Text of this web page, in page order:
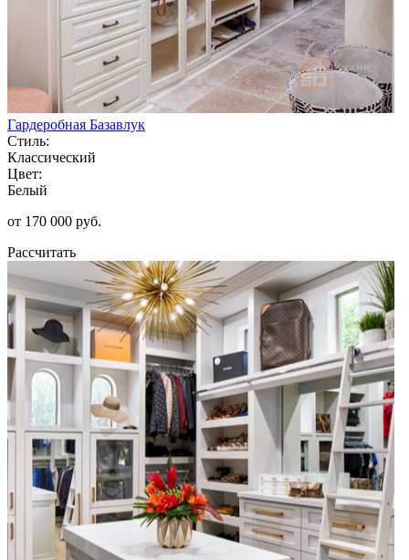
Гардеробная Базавлук
Стиль:
Классический
Цвет:
Белый
от 170 000 руб.
Рассчитать